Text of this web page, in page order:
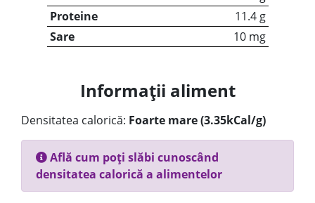
Proteine
11.4 g
Sare
10 mg
Informații aliment
Densitatea calorică: Foarte mare (3.35kCal/g)
Află cum poți slăbi cunoscând
densitatea calorică a alimentelor